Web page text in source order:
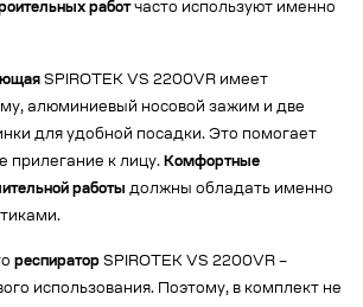
работчасто используют именно
SPIROTEK VS 2200VR имеет
алюминиевый носовой зажим и две
для удобной посадки. Это помогает
прилегание к лицу. Комфортные
работы должны обладать именно
респиратор SPIROTEK VS 2200VR –
использования. Поэтому, в комплект не